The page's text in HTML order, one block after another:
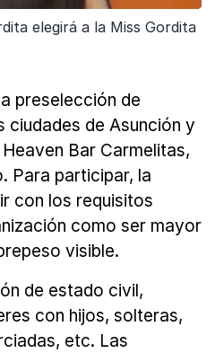
elegirá a la Miss Gordita
preselección de
ciudades de Asunción y
Bar Carmelitas,
Para participar, la
con los requisitos
como ser mayor
visible.
de estado civil,
con hijos, solteras,
etc. Las